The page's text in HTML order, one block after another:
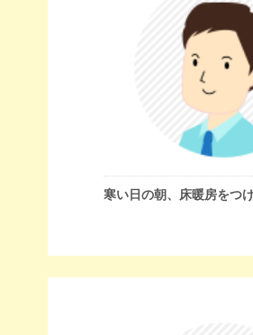
寒い日の朝、床暖房をつ